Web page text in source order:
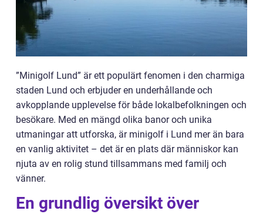
”Minigolf Lund” är ett populärt fenomen i den charmiga
staden Lund och erbjuder en underhållande och
avkopplande upplevelse för både lokalbefolkningen och
besökare. Med en mängd olika banor och unika
utmaningar att utforska, är minigolf i Lund mer än bara
en vanlig aktivitet – det är en plats där människor kan
njuta av en rolig stund tillsammans med familj och
vänner.
En grundlig översikt över